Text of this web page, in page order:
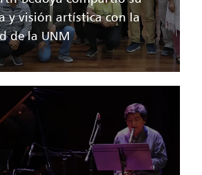
y visión artística con la
de la UNM